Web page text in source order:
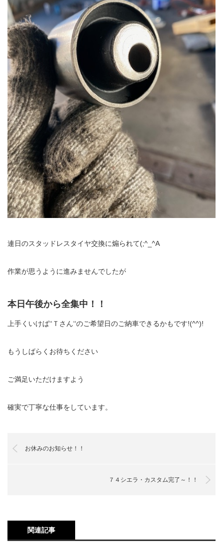
連日のスタッドレスタイヤ交換に煽られて(;^_^A
作業が思うように進みませんでしたが
本日午後から全集中！！
上手くいけば‘‘Ｔさん‘‘のご希望日のご納車できるかもです!(^^)!
もうしばらくお待ちください
ご満足いただけますよう
確実で丁寧な仕事をしています。
お休みのお知らせ！！
７４シエラ・カスタム完了～！！
関連記事